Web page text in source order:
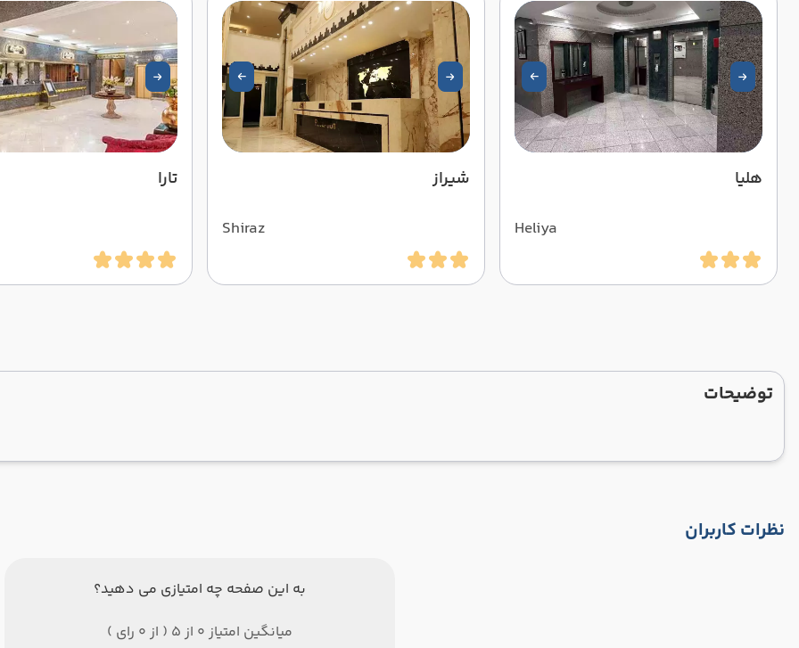
هلیا
Heliya
شیراز
Shiraz
تارا
توضیحات
نظرات کاربران
به این صفحه چه امتیازی می دهید؟
میانگین امتیاز 0 از 5 ( از 0 رای )